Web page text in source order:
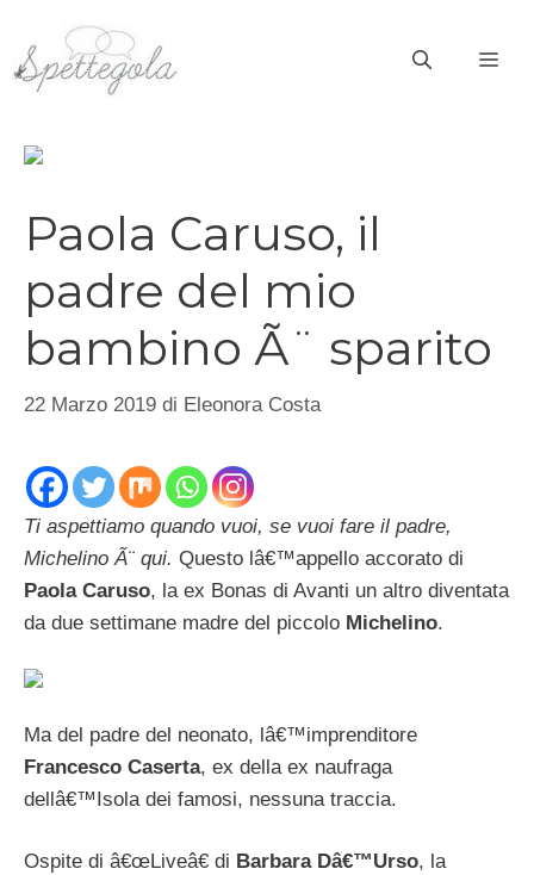
contenuto
Paola Caruso, il
padre del mio
bambino Ã¨ sparito
22 Marzo 2019 di Eleonora Costa
Ti aspettiamo quando vuoi, se vuoi fare il padre,
Michelino Ã¨ qui. Questo lâ€™appello accorato di
Paola Caruso, la ex Bonas di Avanti un altro diventata
da due settimane madre del piccolo Michelino.
Ma del padre del neonato, lâ€™imprenditore
Francesco Caserta, ex della ex naufraga
dellâ€™Isola dei famosi, nessuna traccia.
Ospite di â€œLiveâ€ di Barbara Dâ€™Urso, la